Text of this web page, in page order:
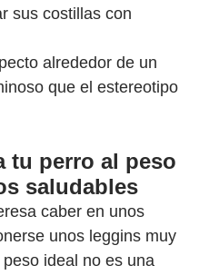
sus costillas con
alrededor de un
que el estereotipo
tu perro al peso
saludables
caber en unos
unos leggins muy
ideal no es una